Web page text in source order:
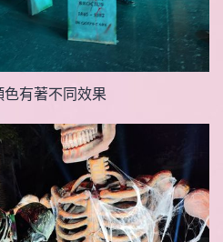
有著不同效果